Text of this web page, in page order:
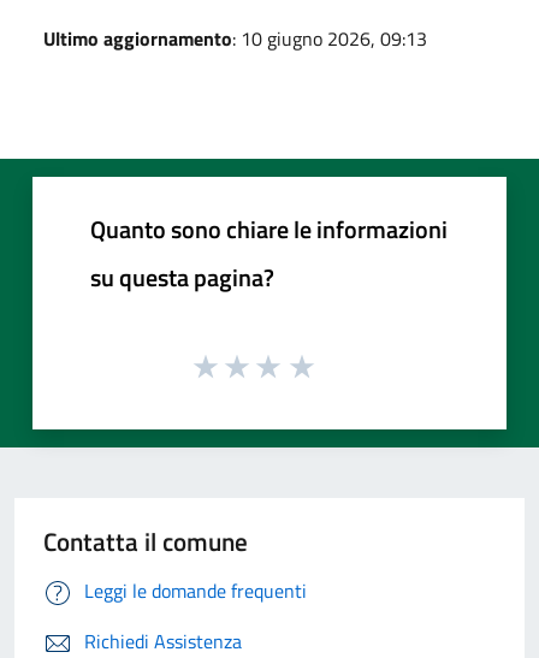
Ultimo aggiornamento: 10 giugno 2026, 09:13
Quanto sono chiare le informazioni
su questa pagina?
Contatta il comune
Leggi le domande frequenti
Richiedi Assistenza